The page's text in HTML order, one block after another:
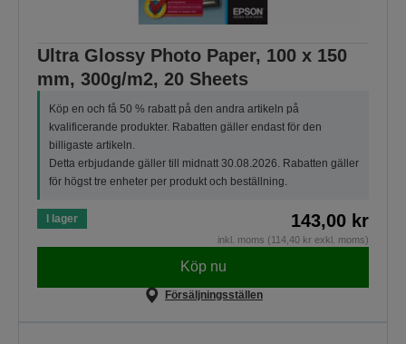
Ultra Glossy Photo Paper, 100 x 150
mm, 300g/m2, 20 Sheets
Köp en och få 50 % rabatt på den andra artikeln på
kvalificerande produkter. Rabatten gäller endast för den
billigaste artikeln.
Detta erbjudande gäller till midnatt 30.08.2026. Rabatten gäller
för högst tre enheter per produkt och beställning.
I lager 143,00 kr
inkl. moms (114,40 kr exkl. moms)
Köp nu
Försäljningsställen